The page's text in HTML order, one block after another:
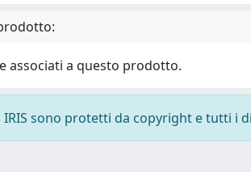
associati a questo prodotto.
sono protetti da copyright e tutti i